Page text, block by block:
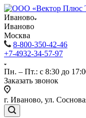
Иваново
Иваново
Москва
8-800-350-42-46
+7-4932-34-57-97
Пн. – Пт.: с 8:30 до
Заказать звонок
г. Иваново, ул.